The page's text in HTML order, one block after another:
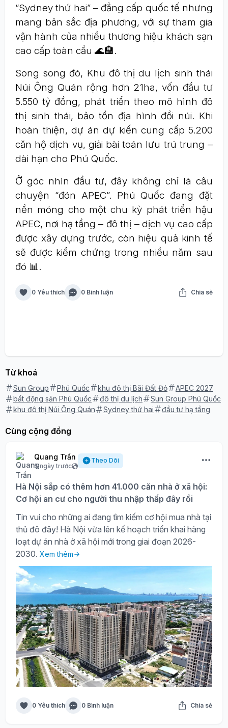
“Sydney thứ hai” – đẳng cấp quốc tế nhưng
mang bản sắc địa phương, với sự tham gia
vận hành của nhiều thương hiệu khách sạn
cao cấp toàn cầu 🌊🏨.
Song song đó, Khu đô thị du lịch sinh thái
Núi Ông Quán rộng hơn 21ha, vốn đầu tư
5.550 tỷ đồng, phát triển theo mô hình đô
thị sinh thái, bảo tồn địa hình đồi núi. Khi
hoàn thiện, dự án dự kiến cung cấp 5.200
căn hộ dịch vụ, giải bài toán lưu trú trung –
dài hạn cho Phú Quốc.
Ở góc nhìn đầu tư, đây không chỉ là câu
chuyện “đón APEC”. Phú Quốc đang đặt
nền móng cho một chu kỳ phát triển hậu
APEC, nơi hạ tầng – đô thị – dịch vụ cao cấp
được xây dựng trước, còn hiệu quả kinh tế
sẽ được kiểm chứng trong nhiều năm sau
đó 📊.
0 Yêu thích 0 Bình luận Chia sẻ
Từ khoá
Sun Group Phú Quốc khu đô thị Bãi Đất Đỏ
APEC 2027
bất động sản Phú Quốc
đô thị du lịch
Sun Group Phú Quốc
khu đô thị Núi Ông Quán
Sydney thứ hai đầu tư hạ tầng
Cùng cộng đồng
Quang Trần
5 ngày trước
Theo Dõi
Hà Nội sắp có thêm hơn 41.000 căn nhà ở xã hội:
Cơ hội an cư cho người thu nhập thấp đây rồi
Tin vui cho những ai đang tìm kiếm cơ hội mua nhà tại
thủ đô đây! Hà Nội vừa lên kế hoạch triển khai hàng
loạt dự án nhà ở xã hội mới trong giai đoạn 2026-
2030. Xem thêm
0 Yêu thích 0 Bình luận Chia sẻ